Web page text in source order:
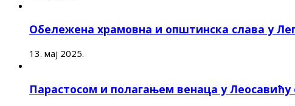
Обележена храмовна и општинска слава у
13. мај 2025.
Парастосом и полагањем венаца у